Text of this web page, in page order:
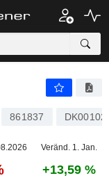
861837
Veränd. 1. Jan.
+13,59 %